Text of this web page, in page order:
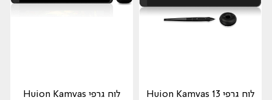
לוח גרפי Huion Kamvas 13
לוח גרפי Huion Kamvas